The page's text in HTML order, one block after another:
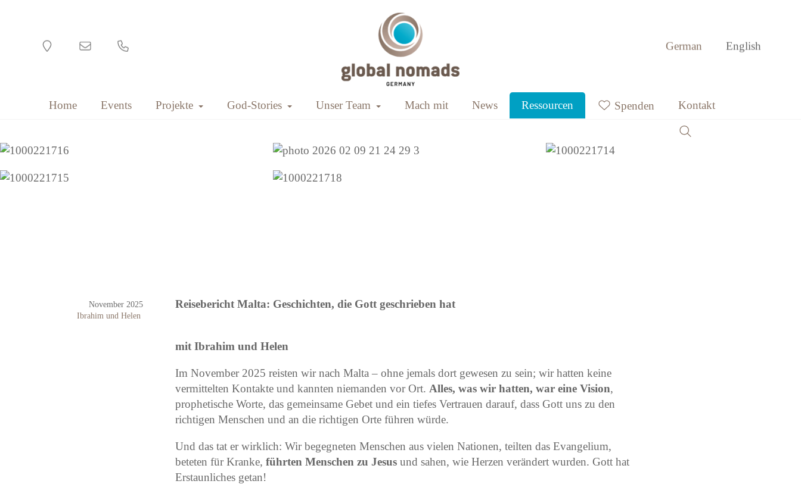
German English
Home Events Projekte Toggle Dropdown
God-Stories Toggle Dropdown
Unser Team Toggle Dropdown
Mach mit News Ressourcen Spenden Kontakt
November 2025
Ibrahim und Helen
Reisebericht Malta: Geschichten, die Gott geschrieben hat
mit Ibrahim und Helen
Im November 2025 reisten wir nach Malta – ohne jemals dort gewesen zu sein; wir hatten keine
vermittelten Kontakte und kannten niemanden vor Ort. Alles, was wir hatten, war eine Vision,
prophetische Worte, das gemeinsame Gebet und ein tiefes Vertrauen darauf, dass Gott uns zu den
richtigen Menschen und an die richtigen Orte führen würde.
Und das tat er wirklich: Wir begegneten Menschen aus vielen Nationen, teilten das Evangelium,
beteten für Kranke,führten Menschen zu Jesus und sahen, wie Herzen verändert wurden. Gott hat
Erstaunliches getan!